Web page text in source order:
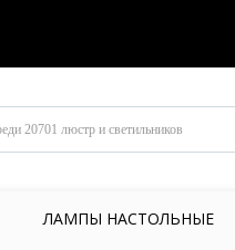
ЛАМПЫ НАСТОЛЬНЫЕ